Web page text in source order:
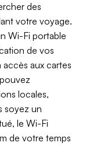
des
votre voyage.
Wi-Fi portable
de vos
aux cartes
locales,
soyez un
le Wi-Fi
de votre temps